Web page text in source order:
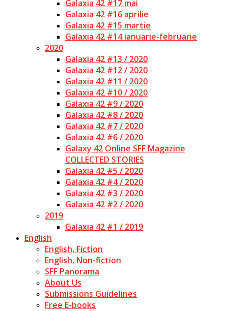
Galaxia 42 #17 mai
Galaxia 42 #16 aprilie
Galaxia 42 #15 martie
Galaxia 42 #14 ianuarie-februarie
2020
Galaxia 42 #13 / 2020
Galaxia 42 #12 / 2020
Galaxia 42 #11 / 2020
Galaxia 42 #10 / 2020
Galaxia 42 #9 / 2020
Galaxia 42 #8 / 2020
Galaxia 42 #7 / 2020
Galaxia 42 #6 / 2020
Galaxy 42 Online SFF Magazine
COLLECTED STORIES
Galaxia 42 #5 / 2020
Galaxia 42 #4 / 2020
Galaxia 42 #3 / 2020
Galaxia 42 #2 / 2020
2019
Galaxia 42 #1 / 2019
English
English, Fiction
English, Non-fiction
SFF Panorama
About Us
Submissions Guidelines
Free E-books